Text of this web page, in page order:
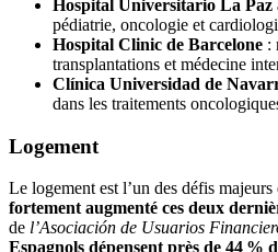
Hospital Universitario La
pédiatrie, oncologie et
Hospital Clinic de Barcelone :
transplantations et médecine
Clínica Universidad de
dans les traitements
Logement
Le logement est l’un des défis majeurs
fortement augmenté ces deux
de l’Asociación de Usuarios
Espagnols dépensent près de 44 %